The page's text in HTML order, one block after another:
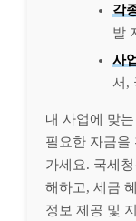
각
발
사
서,
내 사업에 맞
필요한 자금을
가세요. 국세
해하고, 세금
정보 제공 및